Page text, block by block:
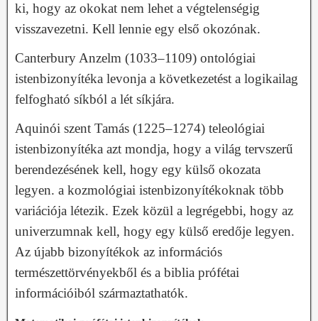
ki, hogy az okokat nem lehet a végtelenségig
visszavezetni. Kell lennie egy első okozónak.
Canterbury Anzelm (1033–1109) ontológiai
istenbizonyítéka levonja a következetést a logikailag
felfogható síkból a lét síkjára.
Aquinói szent Tamás (1225–1274) teleológiai
istenbizonyítéka azt mondja, hogy a világ tervszerű
berendezésének kell, hogy egy külső okozata
legyen. a kozmológiai istenbizonyítékoknak több
variációja létezik. Ezek közül a legrégebbi, hogy az
univerzumnak kell, hogy egy külső eredője legyen.
Az újabb bizonyítékok az információs
természettörvényekből és a biblia prófétai
információiból származtathatók.